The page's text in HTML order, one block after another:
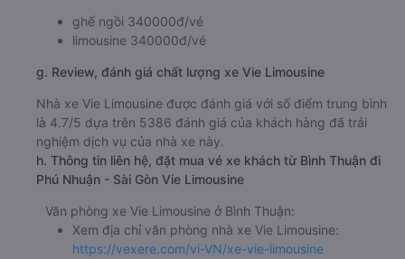
ghế ngồi 340000đ/vé
limousine 340000đ/vé
g. Review, đánh giá chất lượng xe Vie Limousine
Nhà xe Vie Limousine được đánh giá với số điểm trung bình
là 4.7/5 dựa trên 5386 đánh giá của khách hàng đã trải
nghiệm dịch vụ của nhà xe này.
h. Thông tin liên hệ, đặt mua vé xe khách từ Bình Thuận đi
Phú Nhuận - Sài Gòn Vie Limousine
Văn phòng xe Vie Limousine ở Bình Thuận:
Xem địa chỉ văn phòng nhà xe Vie Limousine:
https://vexere.com/vi-VN/xe-vie-limousine